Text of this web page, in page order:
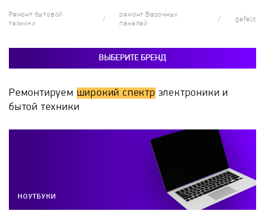
Ремонт бытовой
техники
ремонт Варочных
панелей
gefest
ВЫБЕРИТЕ БРЕНД
Ремонтируем широкий спектр электроники и
бытой техники
НОУТБУКИ